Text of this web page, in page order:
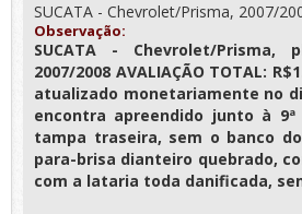
SUCATA - Chevrolet/Prisma, 2007/
Observação:
SUCATA - Chevrolet/Prisma,
2007/2008 AVALIAÇÃO TOTAL:
atualizado monetariamente no
encontra apreendido junto à
tampa traseira, sem o banco
para-brisa dianteiro quebrado,
com a lataria toda danificada,